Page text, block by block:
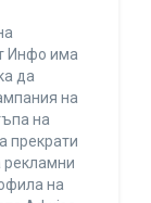
Инфо има
да
на
на
прекрати
рекламни
на